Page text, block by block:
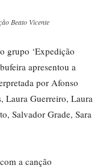
Beato Vicente
grupo ‘Expedição
apresentou a
por Afonso
Laura Guerreiro, Laura
Salvador Grade, Sara
a canção